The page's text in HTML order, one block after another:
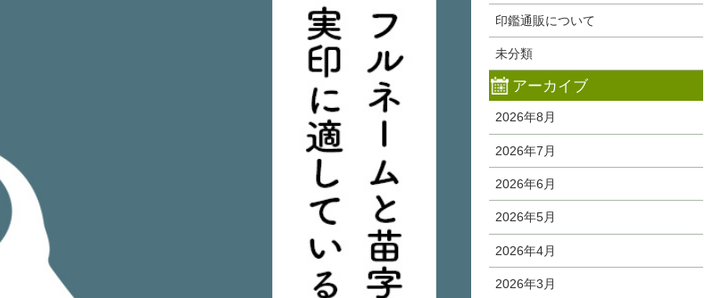
印鑑通販について
未分類
アーカイブ
2026年8月
2026年7月
2026年6月
2026年5月
2026年4月
2026年3月